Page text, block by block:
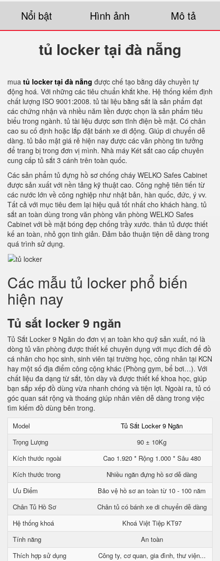
Nổi bật Hình ảnh Mô tả
tủ locker tại đà nẵng
mua tủ locker tại đà nẵng được chế tạo bằng dây chuyền tự
động hoá. Với những các tiêu chuẩn khắt khe. Hệ thống kiểm định
chất lượng ISO 9001:2008. tủ tài liệu bằng sắt là sản phẩm đạt
các chứng nhận và nhiều năm liền được chọn là sản phẩm tiêu
biểu trong ngành. tủ tài liệu được sơn tĩnh điện bề mặt. Có chân
cao su cố định hoặc lắp đặt bánh xe di động. Giúp di chuyển dễ
dàng. tủ bảo mật giá rẻ hiện nay được các văn phòng tin tưởng
để trang bị trong đơn vị mình. Nhà máy Két sắt cao cấp chuyên
cung cấp tủ sắt 3 cánh trên toàn quốc.
Các sản phẩm tủ đựng hồ sơ chống cháy WELKO Safes Cabinet
được sản xuất với nền tảng kỹ thuật cao. Công nghệ tiên tiến từ
các nước lớn về công nghiệp như nhật bản, hàn quốc, đức, ý vv.
Tất cả với mục tiêu đem lại hiệu quả tốt nhất cho khách hàng. tủ
sắt an toàn dùng trong văn phòng văn phòng WELKO Safes
Cabinet với bề mặt bóng đẹp chống trầy xước. thân tủ được thiết
kế an toàn, nhỏ gọn tinh giản. Đảm bảo thuận tiện dễ dàng trong
quá trình sử dụng.
Các mẫu tủ locker phổ biến
hiện nay
Tủ sắt locker 9 ngăn
Tủ Sắt Locker 9 Ngăn do đơn vị an toàn kho quỹ sản xuất, nó là
dòng tủ văn phòng được thiết kế chuyên dụng với mục đích để đồ
cá nhân cho học sinh, sinh viên tại trường học, công nhân tại KCN
hay một số địa điểm công cộng khác (Phòng gym, bể bơi…). Với
chất liệu đa dạng từ sắt, tôn dày và được thiết kế khoa học, giúp
bạn sắp xếp đồ dùng vừa nhanh chóng và tiện lợi. Ngoài ra, tủ có
góc quan sát rộng và thoáng giúp nhân viên dễ dàng trong việc
tìm kiếm đồ dùng bên trong.
Model
Tủ Sắt Locker 9 Ngăn
Trọng Lượng
90 ± 10Kg
Kích thước ngoài
Cao 1.920 * Rộng 1.000 * Sâu 480
Kích thước trong
Nhiều ngăn đựng hồ sơ dễ dàng
Ưu Điểm
Bảo vệ hồ sơ an toàn từ 10 - 100 năm
Chân Tủ Hồ Sơ
Chân tủ có bánh xe di chuyển dễ dàng
Hệ thống khoá
Khoá Việt Tiệp KT97
Tính năng
An toàn
Thích hợp sử dụng
Công ty, cơ quan, gia đình, thư viện...